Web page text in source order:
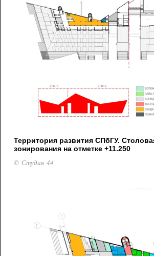
Территория развития СПбГУ.
зонирования на отметке +11.250
© Студия 44